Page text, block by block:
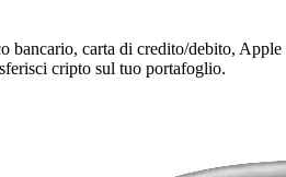
bancario, carta di credito/debito, Apple
cripto sul tuo portafoglio.